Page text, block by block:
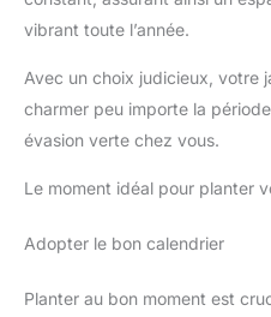
vibrant toute l’année.
Avec un choix judicieux, votre
charmer peu importe la
évasion verte chez vous.
Le moment idéal pour planter
Adopter le bon calendrier
Planter au bon moment est